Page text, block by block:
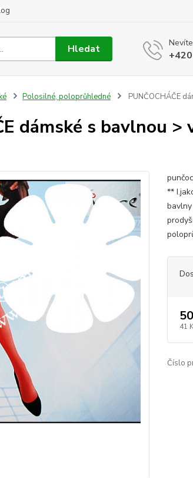
Hledat
Polosilné, poloprůhledné PUNČOCHÁČE
dámské s bavlnou
**
41
Číslo